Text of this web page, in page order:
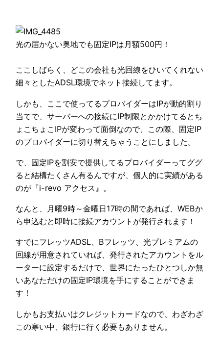
光の届かない奥地でも固定IPは月額500円！
ここしばらく、どこの会社も光回線をひいてくれない
細々としたADSL環境でネット接続してます。
しかも、ここで使ってるプロバイダーはIPが動的割り
当てで、サーバーへの接続にIP制限とかかけてるとち
ょこちょこIPが変わって面倒なので、この際、固定IP
のプロバイダーに切り替えちゃうことにしました。
で、固定IPを割安で提供してるプロバイダーってググ
ると結構たくさん有るんですが、個人的に実績がある
のが『i-revo アクセス』。
なんと、月曜9時～金曜日17時の間であれば、WEBか
ら申込むと即時に接続アカウントが発行されます！
すでにフレッツADSL、Bフレッツ、光プレミアムの
回線が用意されていれば、発行されたアカウントをル
ーターに設定するだけで、世界にたったひとつしか無
いあなただけの固定IP環境を手にすることができま
す！
しかもお支払いはクレジットカードなので、わざわざ
この寒い中、銀行に行く必要もありません。